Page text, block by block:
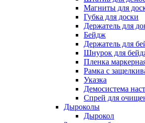
Магниты для
Губка для доски
Держатель для
Бейдж
Держатель для
Шнурок для
Пленка
Рамка с
Указка
Демосистема
Спрей для
Дыроколы
Дырокол